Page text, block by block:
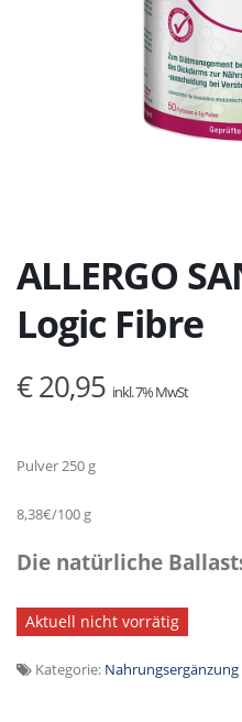
ALLERGO
Logic Fibre
€ 20,95 inkl. 7% MwSt
Pulver 250 g
8,38€/100 g
Die natürliche
Aktuell nicht vorrätig
Kategorie: Nahrungsergänzung